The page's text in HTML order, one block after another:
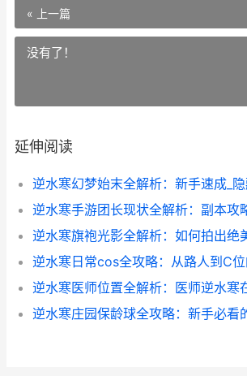
« 上一篇
没有了！
延伸阅读
逆水寒幻梦始末全解析：新手速成_
逆水寒旗袍光影全解析：如何拍出绝
逆水寒日常cos全攻略：从路人到C